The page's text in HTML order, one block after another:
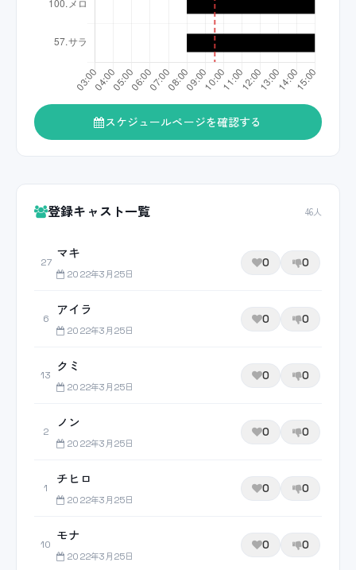
スケジュールページを確認する
登録キャスト一覧 46人
27
マキ
2022年3月25日
0 0
6
アイラ
2022年3月25日
0 0
13
クミ
2022年3月25日
0 0
2
ノン
2022年3月25日
0 0
1
チヒロ
2022年3月25日
0 0
10
モナ
2022年3月25日
0 0